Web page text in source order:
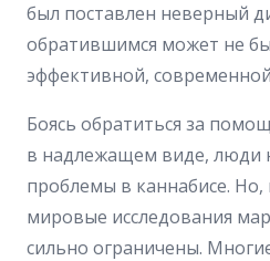
был поставлен неверный
обратившимся может не
эффективной,
Боясь обратиться за
в надлежащем виде, люди
проблемы в каннабисе.
мировые исследования
сильно ограничены.